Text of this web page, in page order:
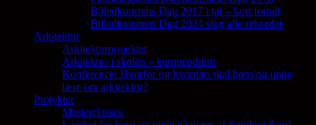
Billedkunstens Dag 2017 i tal – kort fortalt
Billedkunstens Dag 2024 slog alle rekorder
Arkitektur
Arkitekturprojekter
Arkitektur i skolen – kompendium
Konference: Hvorfor og hvordan skal børn og unge
lære om arkitektur?
Projekter
Masterclasses